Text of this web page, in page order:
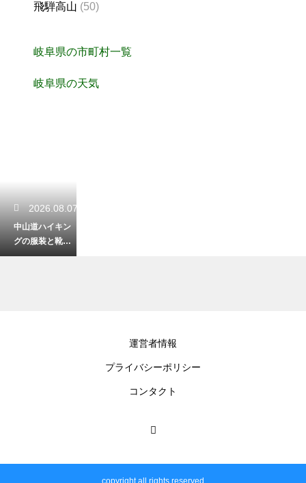
飛騨高山 (50)
岐阜県の市町村一覧
岐阜県の天気
2026.08.07
中山道ハイキン
グの服装と靴は
何が良い？快適
運営者情報
プライバシーポリシー
コンタクト